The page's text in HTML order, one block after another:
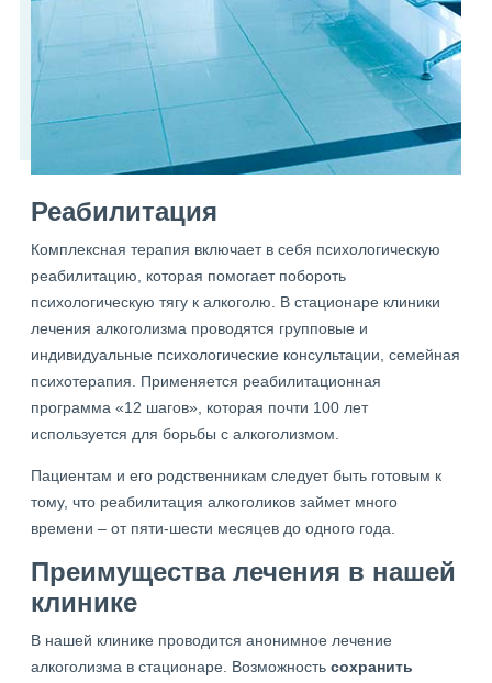
Реабилитация
Комплексная терапия включает в себя психологическую
реабилитацию, которая помогает побороть
психологическую тягу к алкоголю. В стационаре клиники
лечения алкоголизма проводятся групповые и
индивидуальные психологические консультации, семейная
психотерапия. Применяется реабилитационная
программа «12 шагов», которая почти 100 лет
используется для борьбы с алкоголизмом.
Пациентам и его родственникам следует быть готовым к
тому, что реабилитация алкоголиков займет много
времени – от пяти-шести месяцев до одного года.
Преимущества лечения в нашей
клинике
В нашей клинике проводится анонимное лечение
алкоголизма в стационаре. Возможность сохранить